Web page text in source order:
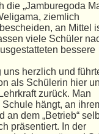
die „Jamburegoda
ziemlich
an Mittel
viele Schüler
bessere
herzlich und
als Schülerin hier
zurück. Man
Schule hängt, an
an dem „Betrieb“
präsentiert. In der